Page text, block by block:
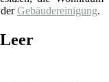
Gebäudereinigung.